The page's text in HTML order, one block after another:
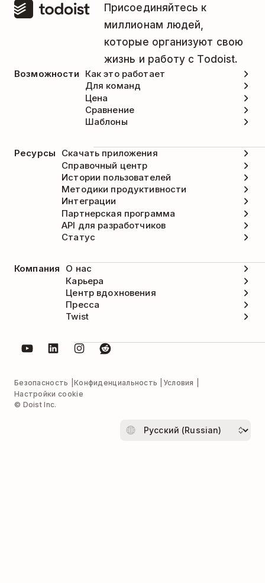
хотите удалить.
Нажмите на вкладкуStop/Pause (Стоп/
Выберите причину удаления задачи и
Delete Now (Удалить сейчас)
Присоединяйтесь к
миллионам людей,
которые организуют свою
жизнь и работу с Todoist.
Возможности
Как это работает
Для команд
Цена
Сравнение
Шаблоны
Ресурсы
Скачать приложения
Справочный центр
Истории пользователей
Методики продуктивности
Интеграции
Партнерская программа
API для разработчиков
Статус
Компания
О нас
Карьера
Центр вдохновения
Пресса
Twist
Безопасность Конфиденциальность
Условия
Настройки cookie
© Doist Inc.